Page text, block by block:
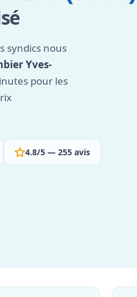
syndics nous
Yves-
pour les
4.8/5 — 255 avis